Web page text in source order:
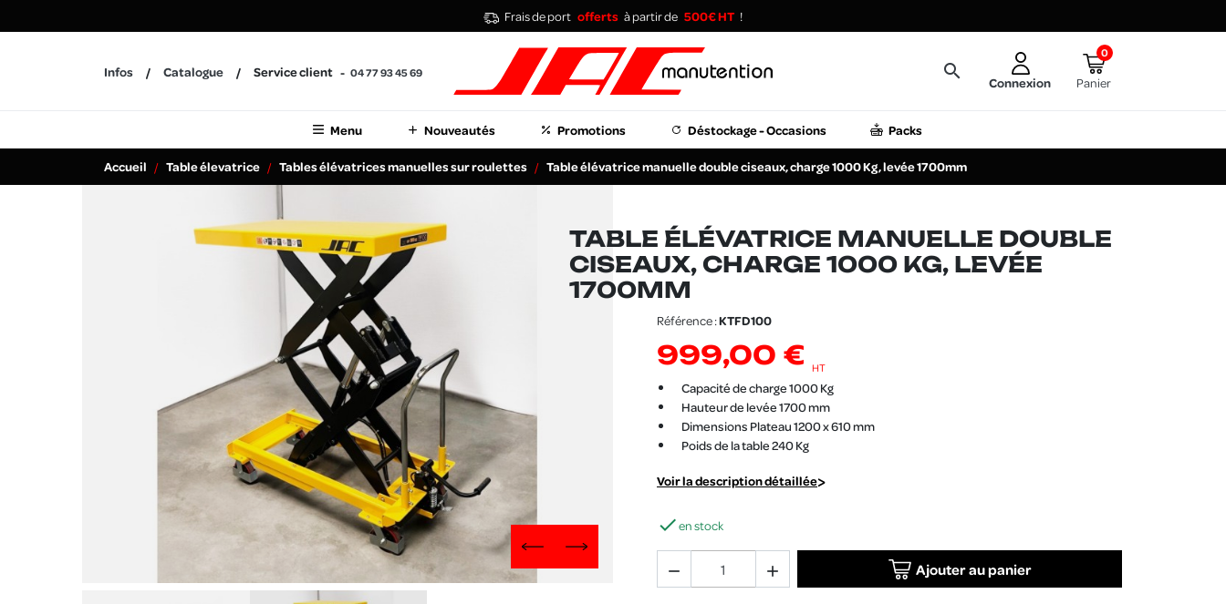
Frais de port offerts à partir de 500€ HT !
Infos Catalogue Service client 04 77 93 45 69 search
Connexion
0
Panier
Menu Nouveautés Promotions Déstockage - Occasions Packs
Accueil Table élevatrice Tables élévatrices manuelles sur roulettes Table élévatrice manuelle double ciseaux, charge 1000 Kg, levée 1700mm
PreviousNext
TABLE ÉLÉVATRICE MANUELLE DOUBLE
CISEAUX, CHARGE 1000 KG, LEVÉE
1700MM
Référence :KTFD100
999,00 € HT
Capacité de charge 1000 Kg
Hauteur de levée 1700 mm
Dimensions Plateau 1200 x 610 mm
Poids de la table 240 Kg
Voir la description détaillée
en stock
  Ajouter au panier